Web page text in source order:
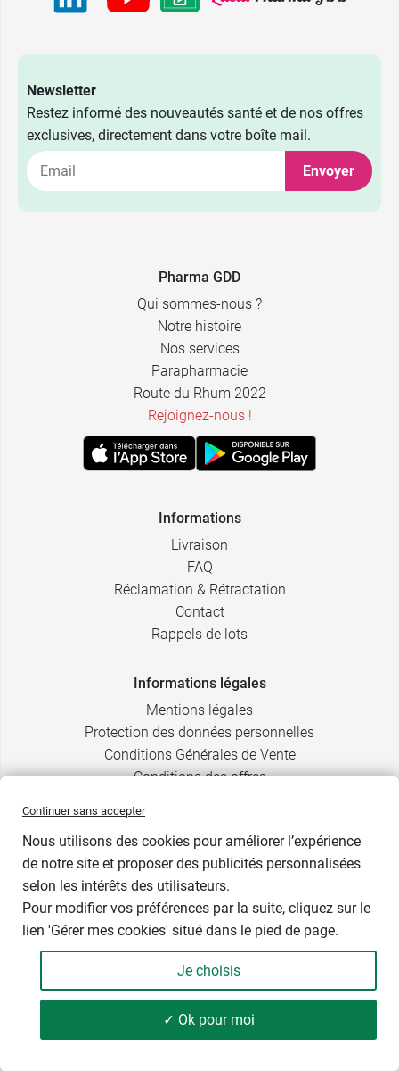
Newsletter
Restez informé des nouveautés santé et de nos offres
exclusives, directement dans votre boîte mail.
Envoyer
Pharma GDD
Qui sommes-nous ?
Notre histoire
Nos services
Parapharmacie
Route du Rhum 2022
Rejoignez-nous !
Informations
Livraison
FAQ
Réclamation & Rétractation
Contact
Rappels de lots
Informations légales
Mentions légales
Protection des données personnelles
Conditions Générales de Vente
Conditions des offres
Avis clients
4,9
Voir les 58579 avis
Tous nos avis sur Google
Continuer sans accepter
Nous utilisons des cookies pour améliorer l’expérience
de notre site et proposer des publicités personnalisées
selon les intérêts des utilisateurs.
Pour modifier vos préférences par la suite, cliquez sur le
lien 'Gérer mes cookies' situé dans le pied de page.
Je choisis
✓ Ok pour moi